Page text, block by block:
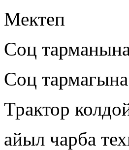
Мектеп
Соц
Соц
Трактор
айыл чарба